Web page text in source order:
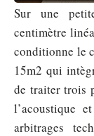
Sur une
centimètre
conditionne le
15m2 qui
de traiter trois
l’acoustique
arbitrages